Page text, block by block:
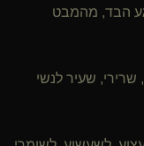
הבד, מהמבט
שעיר לנשי